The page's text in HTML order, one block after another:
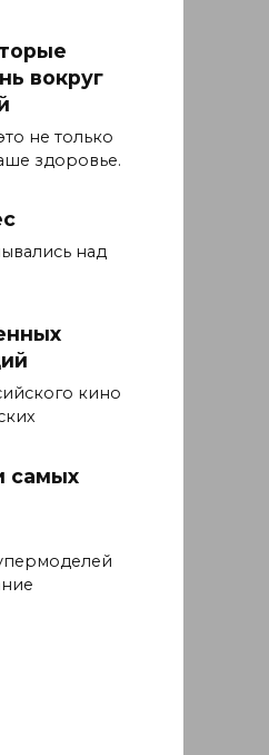
вокруг
не только
здоровье.
над
кино
самых